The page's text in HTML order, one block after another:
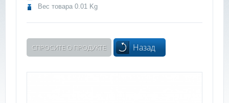
Вес товара 0.01 Kg
СПРОСИТЕ О ПРОДУКТЕ Назад